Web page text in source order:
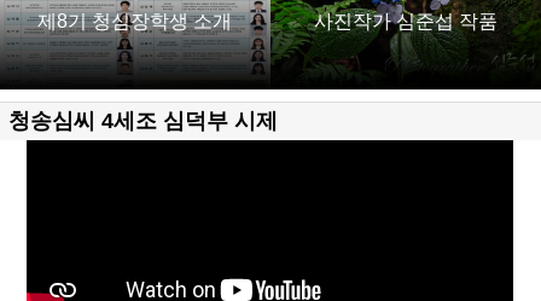
제8기 청심장학생 소개 사진작가 심준섭 작품
청송심씨 4세조 심덕부 시제